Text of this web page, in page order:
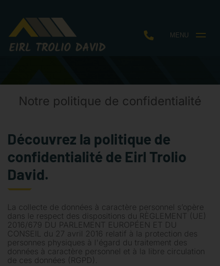
MENU
Notre politique de confidentialité
Découvrez la politique de
confidentialité de Eirl Trolio
David.
La collecte de données à caractère personnel s’opère
dans le respect des dispositions du RÈGLEMENT (UE)
2016/679 DU PARLEMENT EUROPÉEN ET DU
CONSEIL du 27 avril 2016 relatif à la protection des
personnes physiques à l'égard du traitement des
données à caractère personnel et à la libre circulation
de ces données (RGPD).